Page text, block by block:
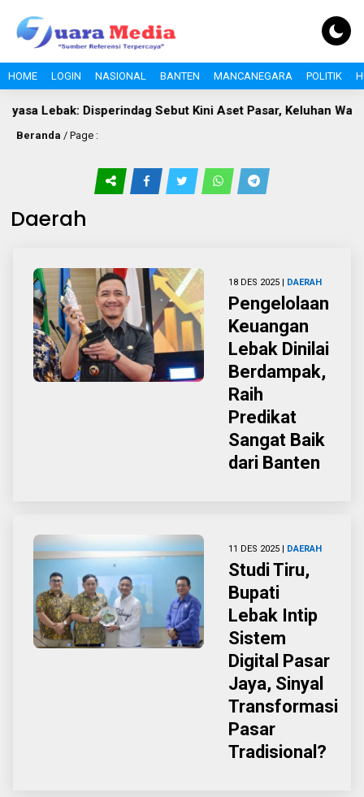
HOME LOGIN NASIONAL BANTEN MANCANEGARA POLITIK
Disperindag Sebut Kini Aset Pasar, Keluhan Warga Siap
Beranda / Page :
Daerah
18 DES 2025 | DAERAH
Pengelolaan
Keuangan
Lebak Dinilai
Berdampak,
Raih
Predikat
Sangat Baik
dari Banten
11 DES 2025 | DAERAH
Studi Tiru,
Bupati
Lebak Intip
Sistem
Digital Pasar
Jaya, Sinyal
Transformasi
Pasar
Tradisional?